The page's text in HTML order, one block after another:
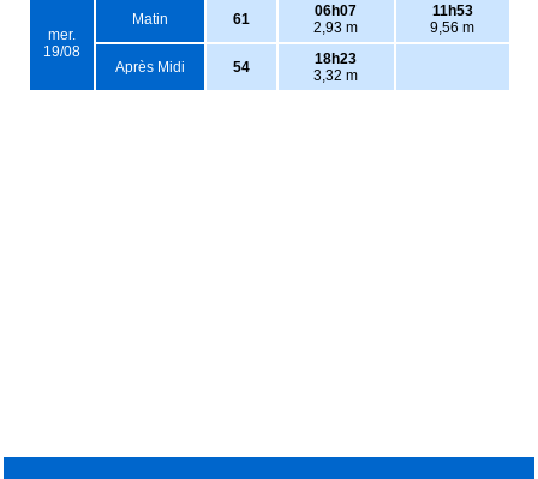
mer.
19/08
Matin 61
06h07
2,93 m
11h53
9,56 m
Après Midi 54
18h23
3,32 m